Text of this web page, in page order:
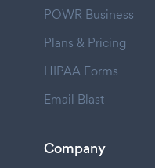
POWR Business
Plans & Pricing
HIPAA Forms
Email Blast
Company